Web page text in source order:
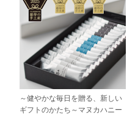
～健やかな毎日を贈る、新しい
ギフトのかたち～マヌカハニー